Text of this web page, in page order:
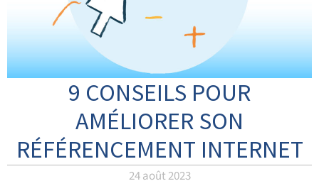
9 CONSEILS POUR
AMÉLIORER SON
RÉFÉRENCEMENT INTERNET
24 août 2023